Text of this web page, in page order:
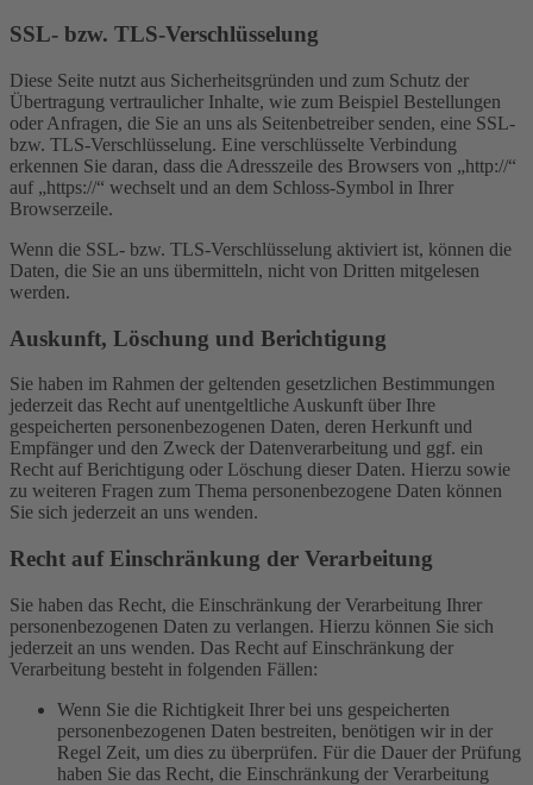
SSL- bzw. TLS-Verschlüsselung
Diese Seite nutzt aus Sicherheitsgründen und zum Schutz der
Übertragung vertraulicher Inhalte, wie zum Beispiel Bestellungen
oder Anfragen, die Sie an uns als Seitenbetreiber senden, eine SSL-
bzw. TLS-Verschlüsselung. Eine verschlüsselte Verbindung
erkennen Sie daran, dass die Adresszeile des Browsers von „http://“
auf „https://“ wechselt und an dem Schloss-Symbol in Ihrer
Browserzeile.
Wenn die SSL- bzw. TLS-Verschlüsselung aktiviert ist, können die
Daten, die Sie an uns übermitteln, nicht von Dritten mitgelesen
werden.
Auskunft, Löschung und Berichtigung
Sie haben im Rahmen der geltenden gesetzlichen Bestimmungen
jederzeit das Recht auf unentgeltliche Auskunft über Ihre
gespeicherten personenbezogenen Daten, deren Herkunft und
Empfänger und den Zweck der Datenverarbeitung und ggf. ein
Recht auf Berichtigung oder Löschung dieser Daten. Hierzu sowie
zu weiteren Fragen zum Thema personenbezogene Daten können
Sie sich jederzeit an uns wenden.
Recht auf Einschränkung der Verarbeitung
Sie haben das Recht, die Einschränkung der Verarbeitung Ihrer
personenbezogenen Daten zu verlangen. Hierzu können Sie sich
jederzeit an uns wenden. Das Recht auf Einschränkung der
Verarbeitung besteht in folgenden Fällen:
Wenn Sie die Richtigkeit Ihrer bei uns gespeicherten
personenbezogenen Daten bestreiten, benötigen wir in der
Regel Zeit, um dies zu überprüfen. Für die Dauer der Prüfung
haben Sie das Recht, die Einschränkung der Verarbeitung